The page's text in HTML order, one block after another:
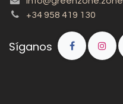
+34 958 419 130
Síganos